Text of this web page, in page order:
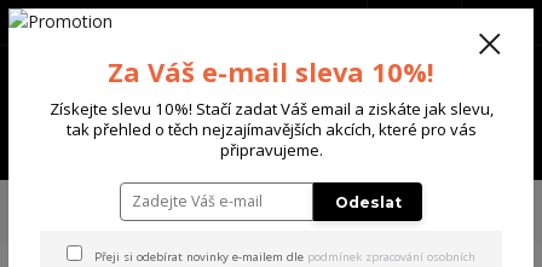
Menu
+420 702 136 620
TRIČKA & TÍLKA
Yakuza dámské tílko Middle Urban
Crew Neck T-Shirt black XL
Za Váš e-mail sleva 10%!
Získejte slevu 10%! Stačí zadat Váš email a ziskáte jak slevu,
tak přehled o těch nejzajímavějších akcích, které pro vás
připravujeme.
Odeslat
Přeji si odebírat novinky e-mailem dle podmínek zpracování osobních